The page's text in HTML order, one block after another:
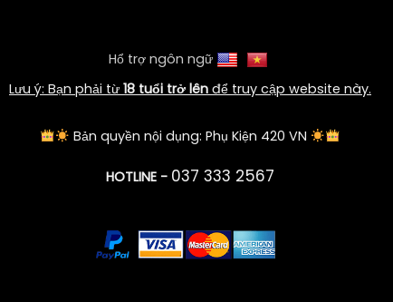
Hổ trợ ngôn ngữ
Lưu ý: Bạn phải từ 18 tuổi trở lên để truy cập website này.
Bản quyền nội dụng: Phụ Kiện 420 VN
HOTLINE - 037 333 2567